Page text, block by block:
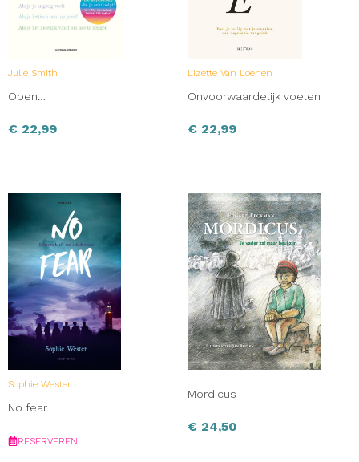
Julie Smith
Open…
€ 22,99
Lizette Van Loenen
Onvoorwaardelijk voelen
€ 22,99
Sophie Wester
No fear
RESERVEREN
Mordicus
€ 24,50